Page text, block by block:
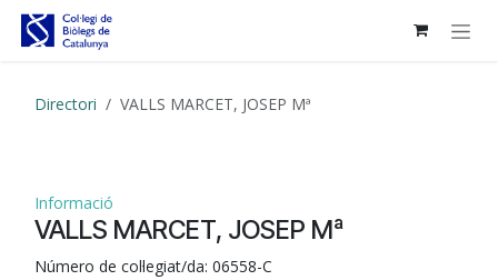
Skip to Content
Directori VALLS MARCET, JOSEP Mª
Informació
VALLS MARCET, JOSEP Mª
Número de col·legiat/da: 06558-C